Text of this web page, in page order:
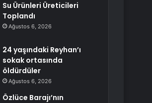
Su Ürünleri Üreticileri
Toplandı
Ağustos 6, 2026
24 yaşındaki Reyhan’ı
sokak ortasında
öldürdüler
Ağustos 6, 2026
Özlüce Barajı’nın